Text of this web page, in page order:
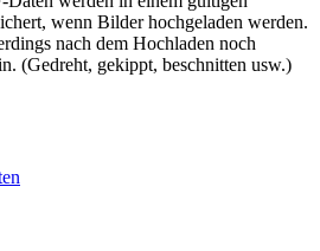
wenn Bilder hochgeladen werden.
nach dem Hochladen noch
(Gedreht, gekippt, beschnitten usw.)